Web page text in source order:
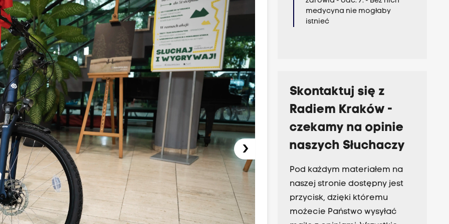
›
medycyna nie mogłaby
istnieć
Skontaktuj się z
Radiem Kraków -
czekamy na opinie
naszych Słuchaczy
Pod każdym materiałem na
naszej stronie dostępny jest
przycisk, dzięki któremu
możecie Państwo wysyłać